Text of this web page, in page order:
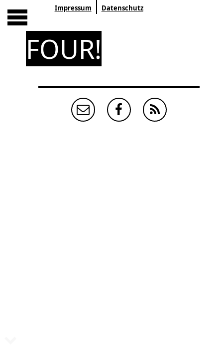
Impressum Datenschutz
FOUR!